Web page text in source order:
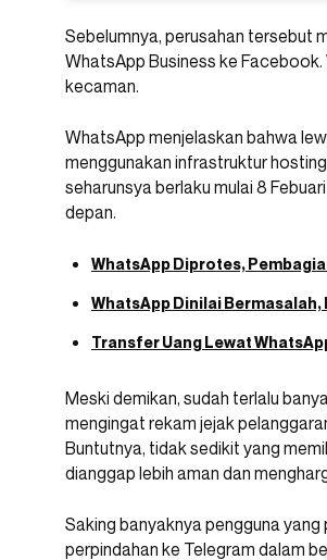
Sebelumnya, perusahan tersebut
WhatsApp Business ke
kecaman.
WhatsApp menjelaskan bahwa
menggunakan infrastruktur
seharunsya berlaku mulai 8
depan.
WhatsApp Diprotes,
WhatsApp Dinilai
Transfer Uang Lewat
Meski demikan, sudah terlalu
mengingat rekam jejak
Buntutnya, tidak sedikit yang
dianggap lebih aman dan
Saking banyaknya pengguna
perpindahan ke Telegram dalam